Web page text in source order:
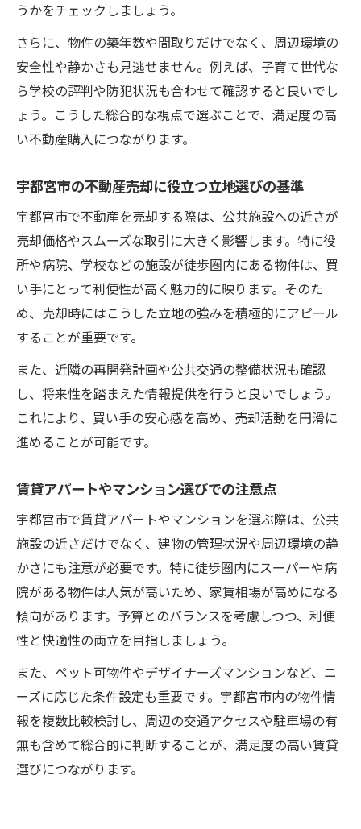
うかをチェックしましょう。
さらに、物件の築年数や間取りだけでなく、周辺環境の
安全性や静かさも見逃せません。例えば、子育て世代な
ら学校の評判や防犯状況も合わせて確認すると良いでし
ょう。こうした総合的な視点で選ぶことで、満足度の高
い不動産購入につながります。
宇都宮市の不動産売却に役立つ立地選びの基準
宇都宮市で不動産を売却する際は、公共施設への近さが
売却価格やスムーズな取引に大きく影響します。特に役
所や病院、学校などの施設が徒歩圏内にある物件は、買
い手にとって利便性が高く魅力的に映ります。そのた
め、売却時にはこうした立地の強みを積極的にアピール
することが重要です。
また、近隣の再開発計画や公共交通の整備状況も確認
し、将来性を踏まえた情報提供を行うと良いでしょう。
これにより、買い手の安心感を高め、売却活動を円滑に
進めることが可能です。
賃貸アパートやマンション選びでの注意点
宇都宮市で賃貸アパートやマンションを選ぶ際は、公共
施設の近さだけでなく、建物の管理状況や周辺環境の静
かさにも注意が必要です。特に徒歩圏内にスーパーや病
院がある物件は人気が高いため、家賃相場が高めになる
傾向があります。予算とのバランスを考慮しつつ、利便
性と快適性の両立を目指しましょう。
また、ペット可物件やデザイナーズマンションなど、ニ
ーズに応じた条件設定も重要です。宇都宮市内の物件情
報を複数比較検討し、周辺の交通アクセスや駐車場の有
無も含めて総合的に判断することが、満足度の高い賃貸
選びにつながります。